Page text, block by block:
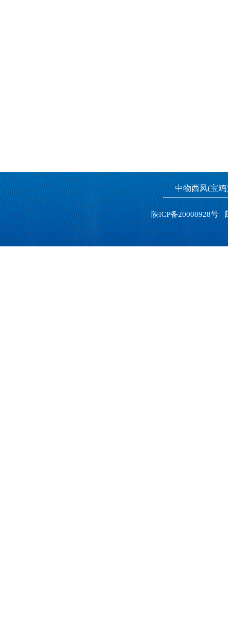
中物西凤(宝
陕ICP备20008928号